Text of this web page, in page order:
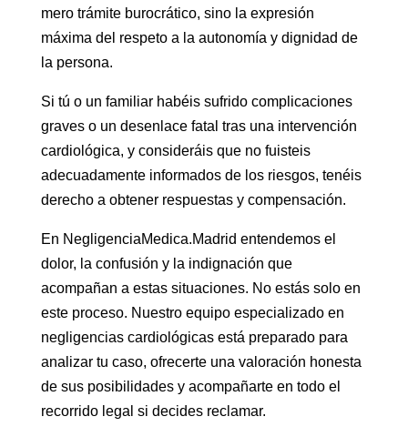
mero trámite burocrático, sino la expresión
máxima del respeto a la autonomía y dignidad de
la persona.
Si tú o un familiar habéis sufrido complicaciones
graves o un desenlace fatal tras una intervención
cardiológica, y consideráis que no fuisteis
adecuadamente informados de los riesgos, tenéis
derecho a obtener respuestas y compensación.
En NegligenciaMedica.Madrid entendemos el
dolor, la confusión y la indignación que
acompañan a estas situaciones. No estás solo en
este proceso. Nuestro equipo especializado en
negligencias cardiológicas está preparado para
analizar tu caso, ofrecerte una valoración honesta
de sus posibilidades y acompañarte en todo el
recorrido legal si decides reclamar.